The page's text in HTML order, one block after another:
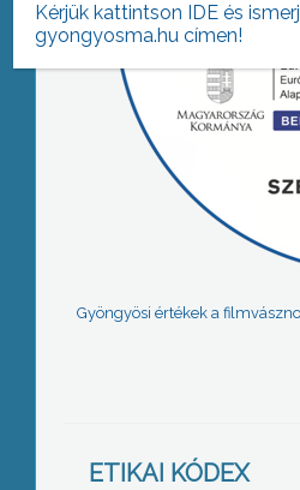
Gyöngyösi értékek a
ETIKAI KÓDEX
Kérjük kattintson IDE és
gyongyosma.hu címen!